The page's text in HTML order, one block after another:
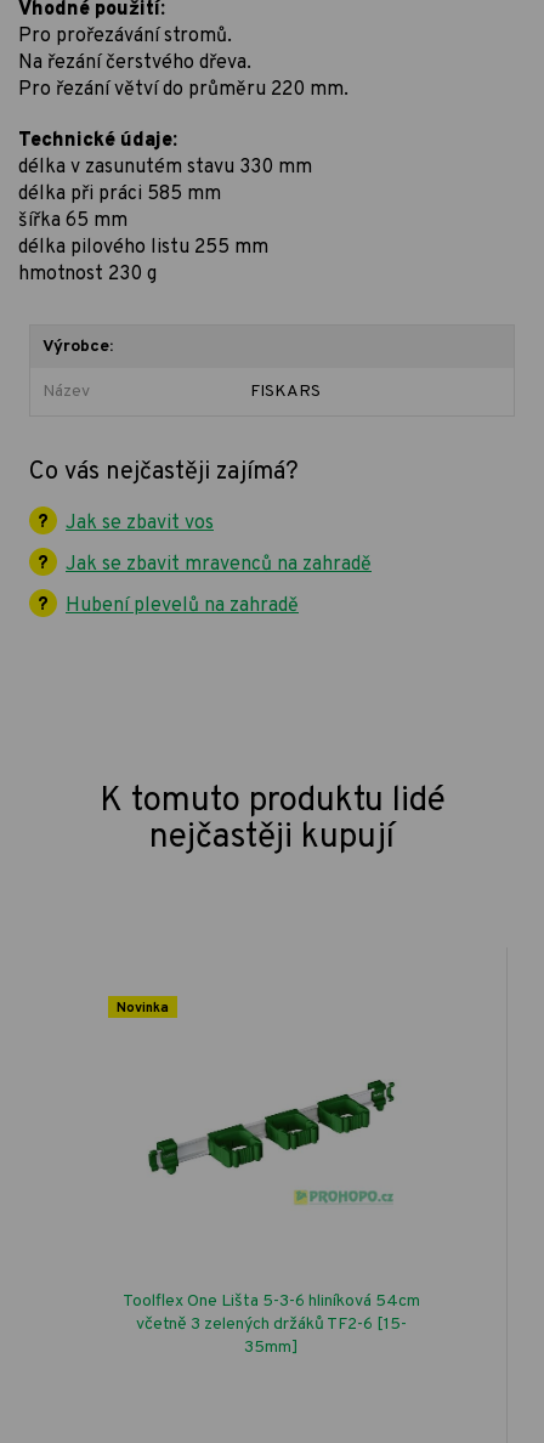
Vhodné použití:
Pro prořezávání stromů.
Na řezání čerstvého dřeva.
Pro řezání větví do průměru 220 mm.
Technické údaje:
délka v zasunutém stavu 330 mm
délka při práci 585 mm
šířka 65 mm
délka pilového listu 255 mm
hmotnost 230 g
Výrobce:
Název FISKARS
Co vás nejčastěji zajímá?
Jak se zbavit vos
Jak se zbavit mravenců na zahradě
Hubení plevelů na zahradě
K tomuto produktu lidé
nejčastěji kupují
Novinka
Toolflex One Lišta 5-3-6 hliníková 54cm
včetně 3 zelených držáků TF2-6 [15-
35mm]